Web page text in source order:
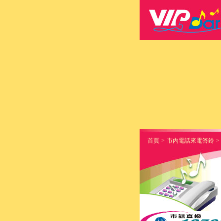
首頁 > 市內電話來電答鈴 >